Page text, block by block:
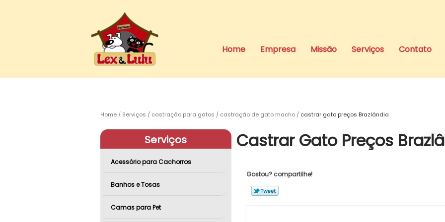
Home Empresa Missão Serviços Contato
Home Serviços castração para gatos castração de gato macho castrar gato preços Brazlândia
Serviços
Acessório para Cachorros
Banhos e Tosas
Camas para Pet
Castrar Gato Preços
Gostou? compartilhe!